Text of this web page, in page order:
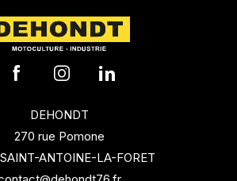
DEHONDT
270 rue Pomone
ANTOINE-LA-FORET